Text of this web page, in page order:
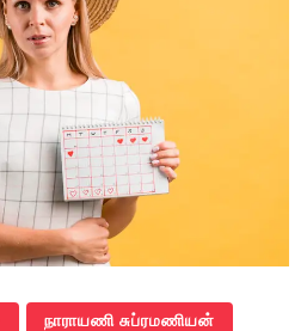
நாராயணி சுப்ரமணியன்